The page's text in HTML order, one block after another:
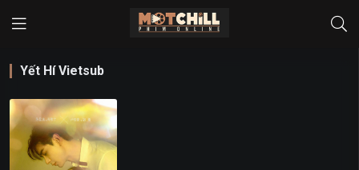
Yết Hí Vietsub